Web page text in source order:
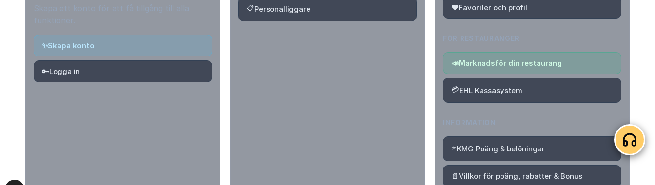
✨Skapa konto
🔑Logga in
📋Personalliggare ❤️Favoriter och profil
📣Marknadsför din restaurang
💳EHL Kassasystem
⭐KMG Poäng & belöningar
📄Villkor för poäng, rabatter & Bonus